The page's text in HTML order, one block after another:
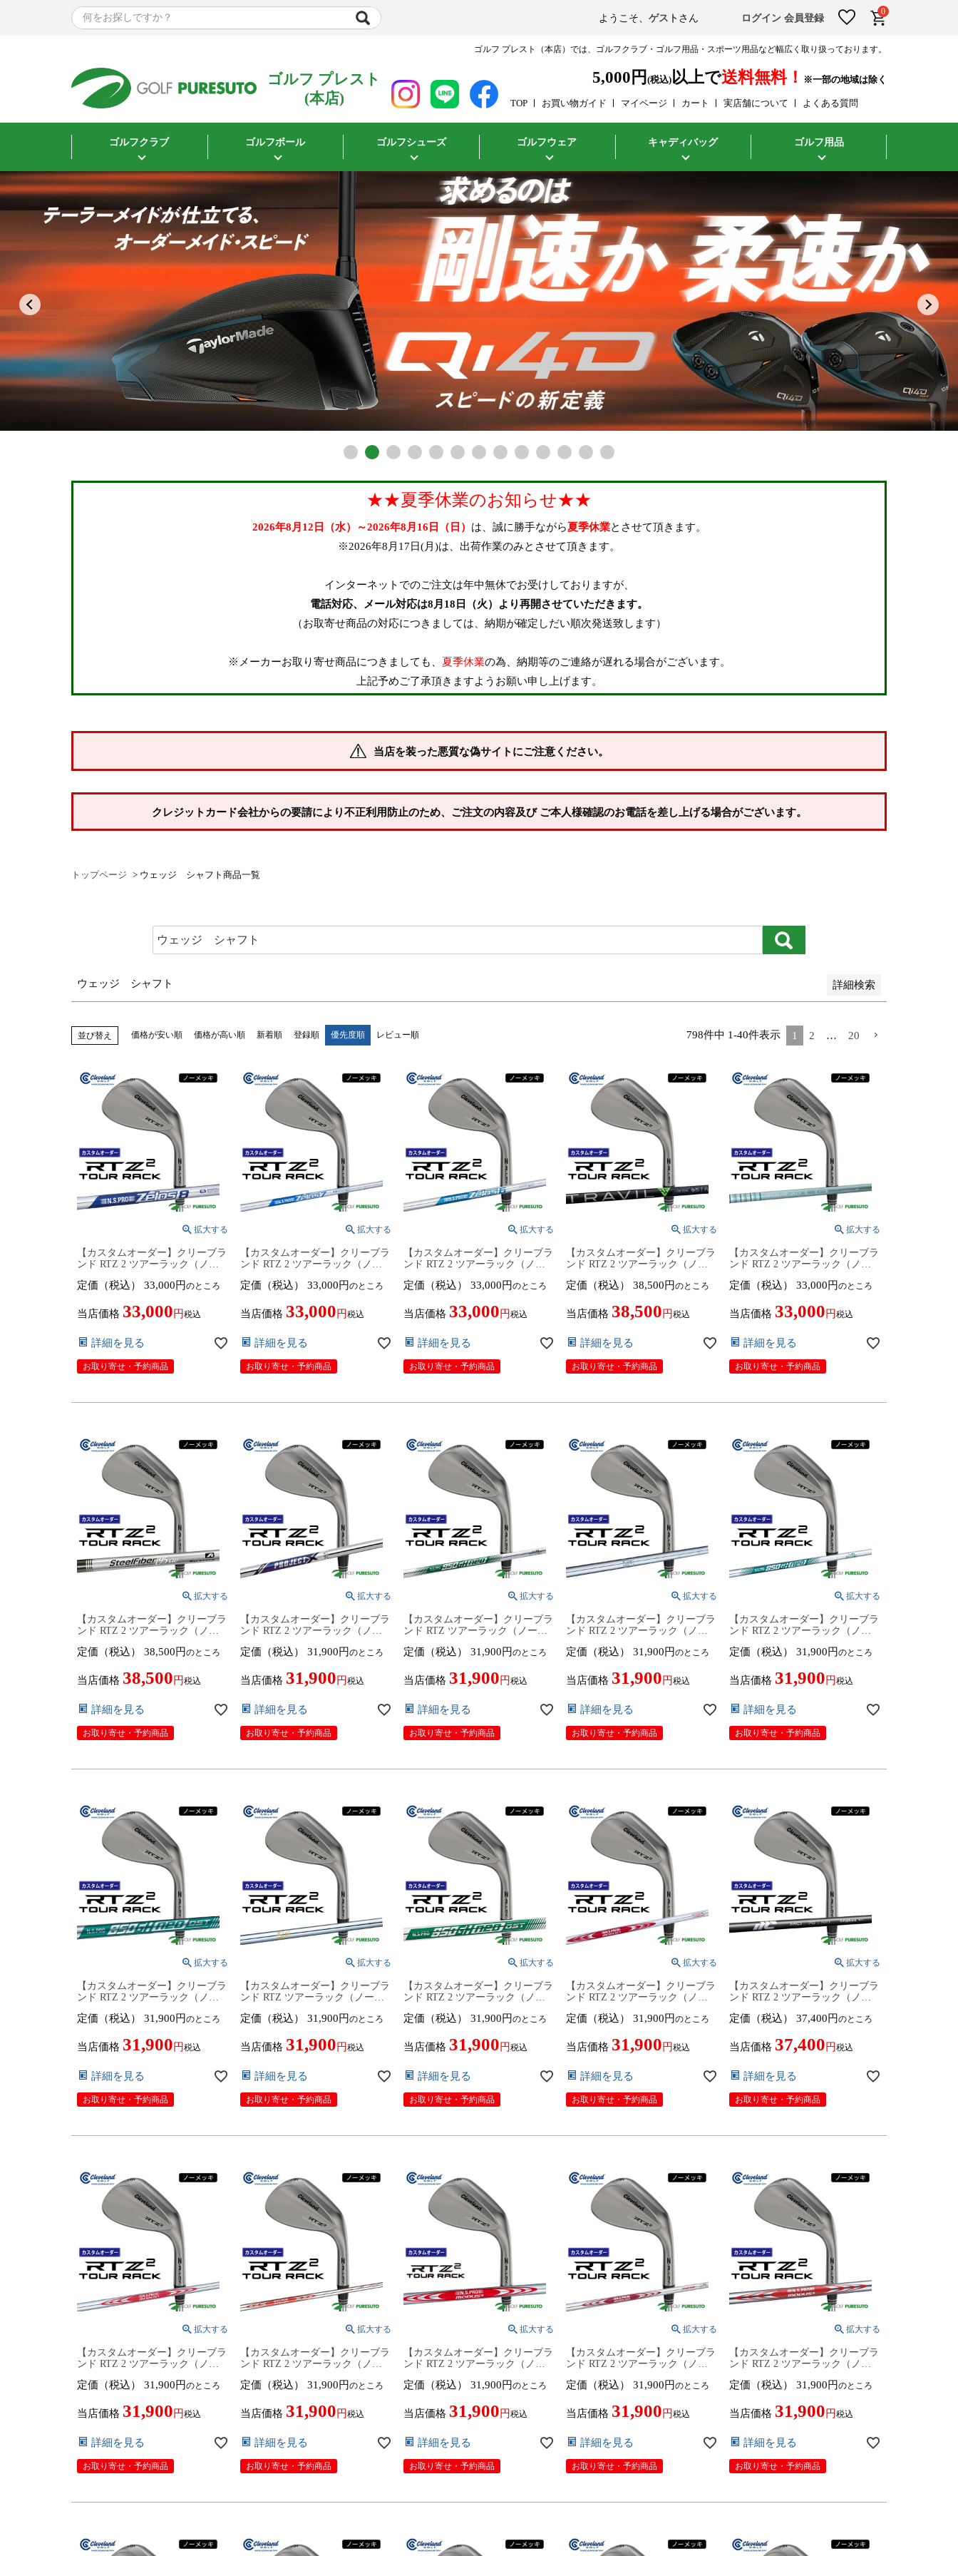
ようこそ、ゲスト さん ログイン 会員登録
0
ゴルフ プレスト（本店）では、ゴルフクラブ・ゴルフ用品・スポーツ用品など幅広く取り扱っております。
ゴルフ プレスト
(本店)
5,000円 (税込)以上で送料無料！
TOP お買い物ガイド マイページ カート 実店舗について よくある質問
ゴルフクラブ ゴルフボール ゴルフシューズ ゴルフウェア キャディバッグ ゴルフ用品
★★夏季休業のお知らせ★★
2026年8月12日（水）～2026年8月16日（日） は、誠に勝手ながら夏季休業とさせて頂きます。
※2026年8月17日(月)は、出荷作業のみとさせて頂きます。
インターネットでのご注文は年中無休でお受けしておりますが、
電話対応、メール対応は8月18日（火）より再開させていただきます。
（お取寄せ商品の対応につきましては、納期が確定しだい順次発送致します）
※メーカーお取り寄せ商品につきましても、 夏季休業の為、納期等のご連絡が遅れる場合がございます。
上記予めご了承頂きますようお願い申し上げます。
当店を装った悪質な偽サイトにご注意ください。
クレジットカード会社からの要請により不正利用防止のため、ご注文の内容及び ご本人様確認のお電話を差し上げる場合がございます。
トップページ ウェッジ シャフト商品一覧
ウェッジ シャフト 詳細検索
Mサイズ Lサイズ XLサイズ XXLサイズ 3Lサイズ
22.5cm 23.0cm 23.5cm
在庫なし商品
在庫なし商品を表示しない
納期
即納商品 お取り寄せ・予約商品
新着順
検索
並び替え 価格が安い順 価格が高い順 新着順 登録順 優先度順 レビュー順 798件中 1-40件表示 1 2 … 20
【カスタムオーダー】クリーブラ
ンド RTZ 2 ツアーラック（ノー
ZELOS 8 スチールシャフト 2026
cleveland アールティーゼット ツ
ー【■DC■】9月12日発売予定
定価（税込） 33,000 のところ
当店価格 33,000 税込
詳細を見る
お取り寄せ・予約商品
【カスタムオーダー】クリーブラ
ンド RTZ 2 ツアーラック（ノー
ZELOS 7 スチールシャフト 2026
cleveland アールティーゼット ツ
ー【■DC■】9月12日発売予定
定価（税込） 33,000 のところ
当店価格 33,000 税込
詳細を見る
お取り寄せ・予約商品
【カスタムオーダー】クリーブラ
ンド RTZ 2 ツアーラック（ノー
ZELOS 6 スチールシャフト 2026
cleveland アールティーゼット ツ
ー【■DC■】9月12日発売予定
定価（税込） 33,000 のところ
当店価格 33,000 税込
詳細を見る
お取り寄せ・予約商品
【カスタムオーダー】クリーブラ
ンド RTZ 2 ツアーラック（ノー
カーボンシャフト 2026年モデル
ールティーゼット ツー【■DC■】
9月12日発売予定
定価（税込） 38,500 のところ
当店価格 38,500 税込
詳細を見る
お取り寄せ・予約商品
【カスタムオーダー】クリーブラ
ンド RTZ 2 ツアーラック（ノー
カーボンシャフト 2026年モデル
ールティーゼット ツー【■DC■】
9月12日発売予定
定価（税込） 33,000 のところ
当店価格 33,000 税込
詳細を見る
お取り寄せ・予約商品
【カスタムオーダー】クリーブラ
ンド RTZ 2 ツアーラック（ノー
i（70CW／80CW／95CW）カーボ
様 日本正規品 cleveland アールテ
ィーゼット ツー【■DC■】
定価（税込） 38,500 のところ
当店価格 38,500 税込
詳細を見る
お取り寄せ・予約商品
【カスタムオーダー】クリーブラ
ンド RTZ 2 ツアーラック（ノー
ールシャフト 2026年モデル日本
ティーゼット ツー【■DC■】9月
12日発売予定
定価（税込） 31,900 のところ
当店価格 31,900 税込
詳細を見る
お取り寄せ・予約商品
【カスタムオーダー】クリーブラ
ンド RTZ ツアーラック（ノーメ
neo スチールシャフト 2026年モデ
アールティーゼット ツー
【■DC■】9月12日発売予定
定価（税込） 31,900 のところ
当店価格 31,900 税込
詳細を見る
お取り寄せ・予約商品
【カスタムオーダー】クリーブラ
ンド RTZ 2 ツアーラック（ノー
950GH スチールシャフト 2026年
cleveland アールティーゼット ツ
ー【■DC■】9月12日発売予定
定価（税込） 31,900 のところ
当店価格 31,900 税込
詳細を見る
お取り寄せ・予約商品
【カスタムオーダー】クリーブラ
ンド RTZ 2 ツアーラック（ノー
neo カーボンシャフト 2026年モデ
アールティーゼット ツー
【■DC■】9月12日発売予定
定価（税込） 31,900 のところ
当店価格 31,900 税込
詳細を見る
お取り寄せ・予約商品
【カスタムオーダー】クリーブラ
ンド RTZ 2 ツアーラック（ノー
neo DST カーボンシャフト 2026
cleveland アールティーゼット ツ
ー【■DC■】9月12日発売予定
定価（税込） 31,900 のところ
当店価格 31,900 税込
詳細を見る
お取り寄せ・予約商品
【カスタムオーダー】クリーブラ
ンド RTZ ツアーラック（ノーメ
スチールシャフト 2026年モデル
ールティーゼット ツー【■DC■】
9月12日発売予定
定価（税込） 31,900 のところ
当店価格 31,900 税込
詳細を見る
お取り寄せ・予約商品
【カスタムオーダー】クリーブラ
ンド RTZ 2 ツアーラック（ノー
neo DST スチールシャフト 2026
cleveland アールティーゼット ツ
ー【■DC■】9月12日発売予定
定価（税込） 31,900 のところ
当店価格 31,900 税込
詳細を見る
お取り寄せ・予約商品
【カスタムオーダー】クリーブラ
ンド RTZ 2 ツアーラック（ノー
MODUS3 SYSTEM3 TOUR125 ス
本仕様 日本正規品 cleveland アー
ルティーゼット ツー【■DC■】9
定価（税込） 31,900 のところ
当店価格 31,900 税込
詳細を見る
お取り寄せ・予約商品
【カスタムオーダー】クリーブラ
ンド RTZ 2 ツアーラック（ノー
ボンシャフト 2026年モデル 日本
ティーゼット ツー【■DC■】9月
12日発売予定
定価（税込） 37,400 のところ
当店価格 37,400 税込
詳細を見る
お取り寄せ・予約商品
【カスタムオーダー】クリーブラ
ンド RTZ 2 ツアーラック（ノー
MODUS3 TOUR120 スチールシャ
正規品 cleveland アールティーゼ
ット ツー【■DC■】9月12日発売
定価（税込） 31,900 のところ
当店価格 31,900 税込
詳細を見る
お取り寄せ・予約商品
【カスタムオーダー】クリーブラ
ンド RTZ 2 ツアーラック（ノー
MODUS3 TOUR115 スチールシャ
正規品 cleveland アールティーゼ
ット ツー【■DC■】9月12日発売
定価（税込） 31,900 のところ
当店価格 31,900 税込
詳細を見る
お取り寄せ・予約商品
【カスタムオーダー】クリーブラ
ンド RTZ 2 ツアーラック（ノー
MODUS3 TOUR110 スチールシャ
正規品 cleveland アールティーゼ
ット ツー【■DC■】9月12日発売
定価（税込） 31,900 のところ
当店価格 31,900 税込
詳細を見る
お取り寄せ・予約商品
【カスタムオーダー】クリーブラ
ンド RTZ 2 ツアーラック（ノー
MODUS3 TOUR105 スチールシャ
正規品 cleveland アールティーゼ
ット ツー【■DC■】9月12日発売
定価（税込） 31,900 のところ
当店価格 31,900 税込
詳細を見る
お取り寄せ・予約商品
【カスタムオーダー】クリーブラ
ンド RTZ 2 ツアーラック（ノー
MODUS3 TOUR105 DST スチール
日本正規品 cleveland アールティ
ーゼット ツー【■DC■】9月12日
定価（税込） 31,900 のところ
当店価格 31,900 税込
詳細を見る
お取り寄せ・予約商品